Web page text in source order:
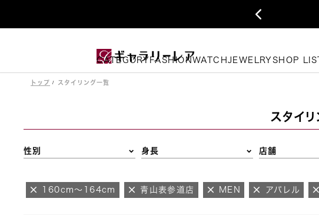

CATEGORY FASHIONWATCHJEWELRY SHOP
トップ スタイリング一覧
スタイ
性別 身長 店舗
160cm～164cm 青山表参道店 MEN アパレル